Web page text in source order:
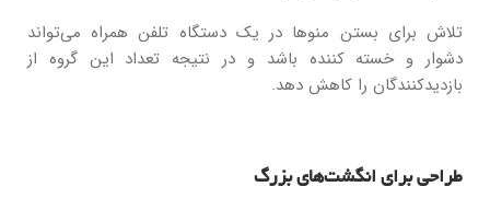
تلاش برای بستن منوها در یک دستگاه تلفن همراه می‌تواند
دشوار و خسته کننده باشد و در نتیجه تعداد این گروه از
بازدیدکنندگان را کاهش دهد.
طراحی برای انگشت‌های بزرگ